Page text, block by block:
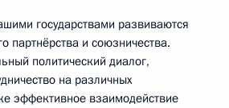
государствами развиваются
партнёрства и союзничества.
политический диалог,
на различных
эффективное взаимодействие